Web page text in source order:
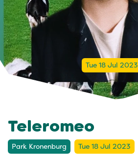
Tue 18 Jul 2023
Teleromeo
Park Kronenburg Tue 18 Jul 2023